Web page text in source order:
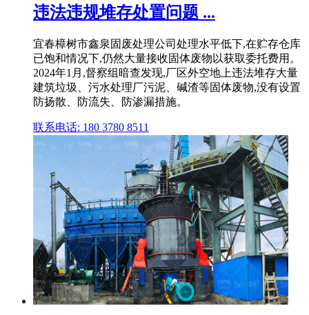
违法违规堆存处置问题 ...
宜春樟树市鑫泉固废处理公司处理水平低下,在贮存仓库
已饱和情况下,仍然大量接收固体废物以获取委托费用。
2024年1月,督察组暗查发现,厂区外空地上违法堆存大量
建筑垃圾、污水处理厂污泥、碱渣等固体废物,没有设置
防扬散、防流失、防渗漏措施。
联系电话: 180 3780 8511